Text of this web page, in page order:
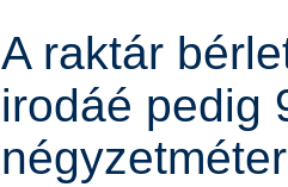
A raktár
irodáé pedig